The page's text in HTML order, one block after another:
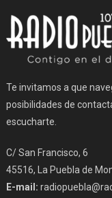
Te invitamos a que
posibilidades de
escucharte.
C/ San Francisco, 6
45516, La Puebla de
E-mail: